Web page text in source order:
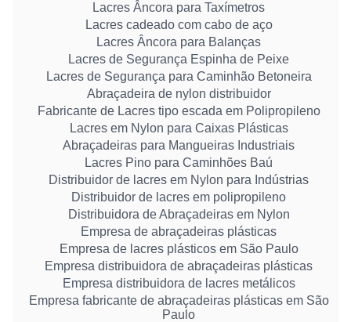
Lacres Âncora para Taxímetros
Lacres cadeado com cabo de aço
Lacres Âncora para Balanças
Lacres de Segurança Espinha de Peixe
Lacres de Segurança para Caminhão Betoneira
Abraçadeira de nylon distribuidor
Fabricante de Lacres tipo escada em Polipropileno
Lacres em Nylon para Caixas Plásticas
Abraçadeiras para Mangueiras Industriais
Lacres Pino para Caminhões Baú
Distribuidor de lacres em Nylon para Indústrias
Distribuidor de lacres em polipropileno
Distribuidora de Abraçadeiras em Nylon
Empresa de abraçadeiras plásticas
Empresa de lacres plásticos em São Paulo
Empresa distribuidora de abraçadeiras plásticas
Empresa distribuidora de lacres metálicos
Empresa fabricante de abraçadeiras plásticas em São
Paulo